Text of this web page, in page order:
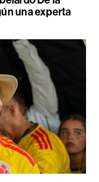
una experta